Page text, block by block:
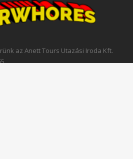
az Anett Tours Utazási Iroda Kft.